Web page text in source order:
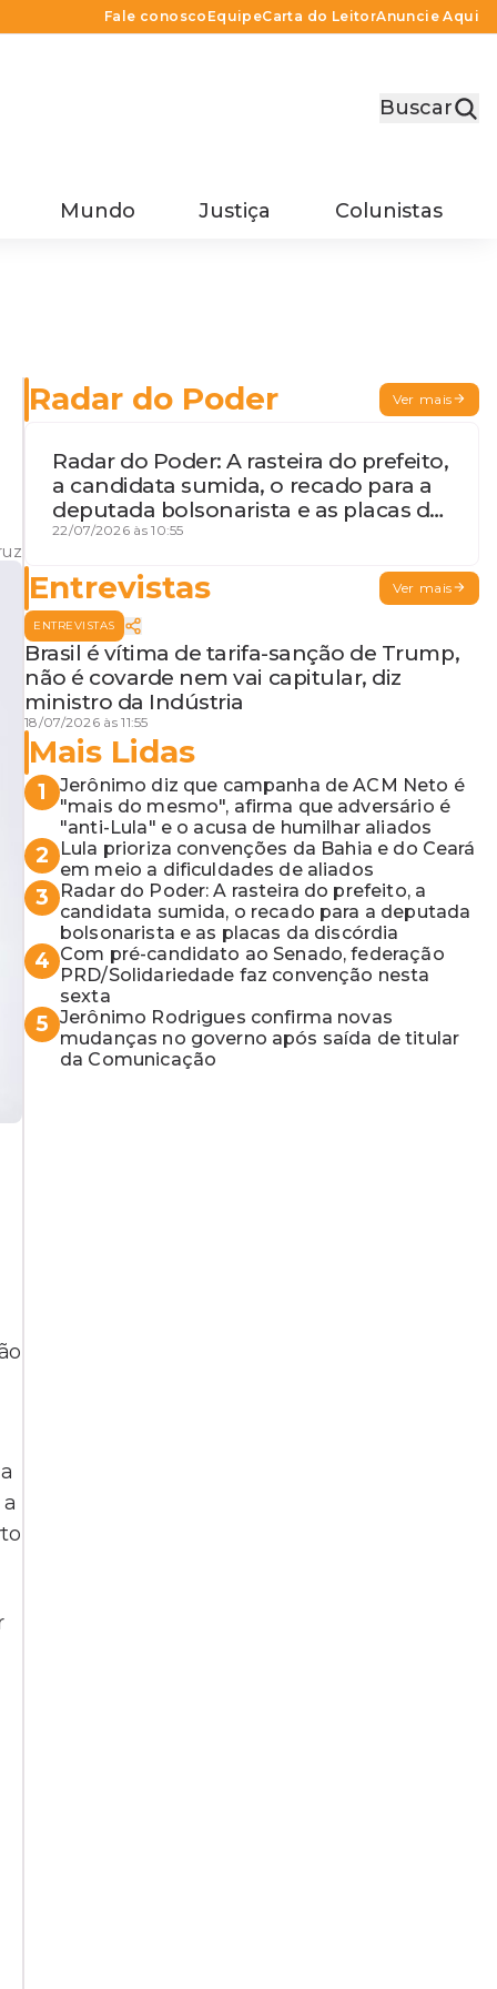
Fale conosco EquipeCarta do LeitorAnuncie Aqui
Buscar
Mundo Justiça Colunistas
Radar do Poder Ver mais
Radar do Poder: A rasteira do prefeito,
a candidata sumida, o recado para a
deputada bolsonarista e as placas da
discórdia
22/07/2026 às 10:55
Entrevistas Ver mais
ENTREVISTAS
Brasil é vítima de tarifa-sanção de Trump,
não é covarde nem vai capitular, diz
ministro da Indústria
18/07/2026 às 11:55
Mais Lidas
1
Jerônimo diz que campanha de ACM Neto é
"mais do mesmo", afirma que adversário é
"anti-Lula" e o acusa de humilhar aliados
2
Lula prioriza convenções da Bahia e do Ceará
em meio a dificuldades de aliados
3
Radar do Poder: A rasteira do prefeito, a
candidata sumida, o recado para a deputada
bolsonarista e as placas da discórdia
4 Com pré-candidato ao Senado, federação
PRD/Solidariedade faz convenção nesta
sexta
5 Jerônimo Rodrigues confirma novas
mudanças no governo após saída de titular
da Comunicação